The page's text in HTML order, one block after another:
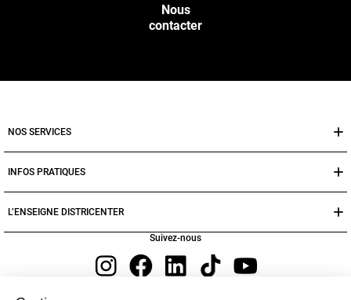
Nous
contacter
NOS SERVICES
INFOS PRATIQUES
L’ENSEIGNE DISTRICENTER
Suivez-nous